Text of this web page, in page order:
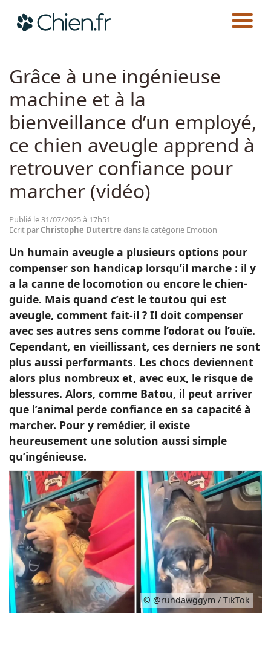
Races
Guides
CHIEN.FR ACTUALITÉS
Grâce à une ingénieuse
machine et à la
bienveillance d’un employé,
ce chien aveugle apprend à
retrouver confiance pour
marcher (vidéo)
Publié le 31/07/2025 à 17h51
Ecrit par Christophe Dutertre dans la catégorie Emotion
Un humain aveugle a plusieurs options pour
compenser son handicap lorsqu’il marche : il y
a la canne de locomotion ou encore le chien-
guide. Mais quand c’est le toutou qui est
aveugle, comment fait-il ? Il doit compenser
avec ses autres sens comme l’odorat ou l’ouïe.
Cependant, en vieillissant, ces derniers ne sont
plus aussi performants. Les chocs deviennent
alors plus nombreux et, avec eux, le risque de
blessures. Alors, comme Batou, il peut arriver
que l’animal perde confiance en sa capacité à
marcher. Pour y remédier, il existe
heureusement une solution aussi simple
qu’ingénieuse.
© @rundawggym / TikTok